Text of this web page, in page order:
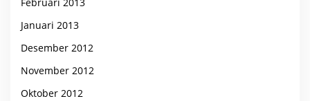
Januari 2013
Desember 2012
November 2012
Oktober 2012